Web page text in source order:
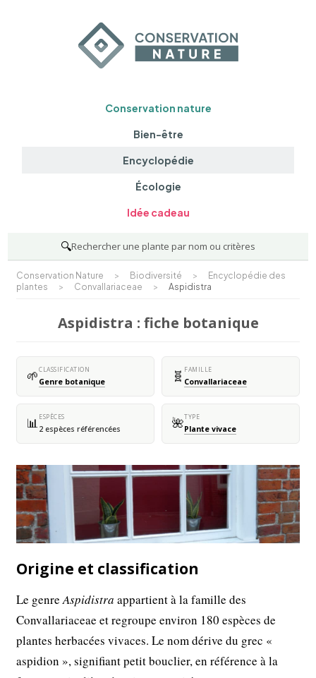
Conservation nature
Bien-être
Encyclopédie
Écologie
Idée cadeau
🔍Rechercher une plante par nom ou critères
Conservation Nature > Biodiversité >
Encyclopédie des
plantes
> Convallariaceae > Aspidistra
Aspidistra : fiche botanique
🌱CLASSIFICATION
Genre botanique 🧬 FAMILLE
Convallariaceae
📊ESPÈCES
2 espèces référencées 🌺TYPE
Plante vivace
Origine et classification
Le genreAspidistra appartient à la famille des
Convallariaceae et regroupe environ 180 espèces de
plantes herbacées vivaces. Le nom dérive du grec «
aspidion », signifiant petit bouclier, en référence à la